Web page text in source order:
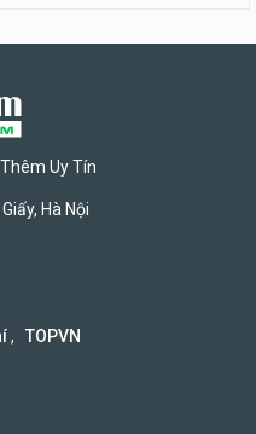
Uy Tín
Hà Nội
, TOPVN